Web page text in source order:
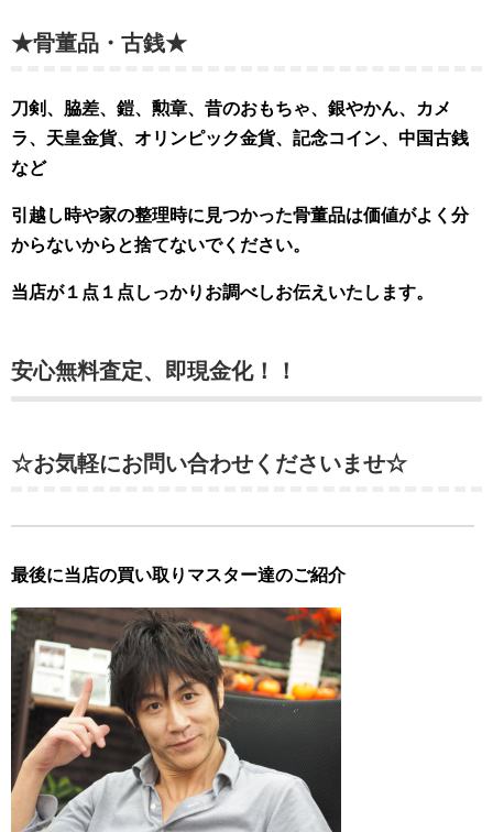
★骨董品・古銭★
刀剣、脇差、鎧、勲章、昔のおもちゃ、銀やかん、カメ
ラ、天皇金貨、オリンピック金貨、記念コイン、中国古銭
など
引越し時や家の整理時に見つかった骨董品は価値がよく分
からないからと捨てないでください。
当店が１点１点しっかりお調べしお伝えいたします。
安心無料査定、即現金化！！
☆お気軽にお問い合わせくださいませ☆
最後に当店の買い取りマスター達のご紹介